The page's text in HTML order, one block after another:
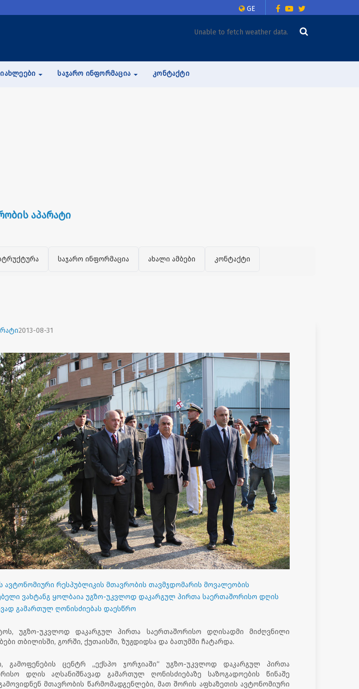
GE
Unable to fetch weather data.
ᲡᲐᲯᲐᲠᲝ ᲘᲜᲤᲝᲠᲛᲐᲪᲘᲐ ᲙᲝᲜᲢᲐᲥᲢᲘ
აპარატი
საჯარო ინფორმაცია ახალი ამბები კონტაქტი
2013-08-31
ავტონომიური რესპუბლიკის მთავრობის თავმჯდომარის მოვალეობის
ვახტანგ ყოლბაია უგზო-უკვლოდ დაკარგულ პირთა საერთაშორისო დღის
გამართულ ღონისძიებას დაესწრო
უგზო-უკვლოდ დაკარგულ პირთა საერთაშორისო დღისადმი მიძღვნილი
თბილისში, გორში, ქუთაისში, ზუგდიდსა და ბათუმში ჩატარდა.
გამოფენების ცენტრ „ექსპო ჯორჯიაში“ უგზო-უკვლოდ დაკარგულ პირთა
დღის აღსანიშნავად გამართულ ღონისძიებაზე საზოგადოების წინაშე
მთავრობის წარმომადგენლები, მათ შორის აფხაზეთის ავტონომიური